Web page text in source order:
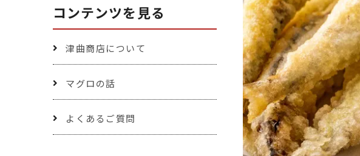
コンテンツを見る
津曲商店について
マグロの話
よくあるご質問